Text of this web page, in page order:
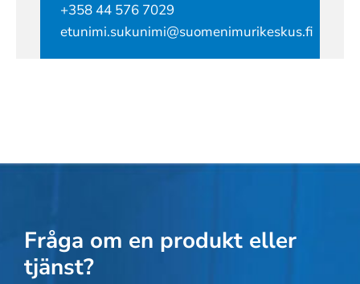
+358 44 576 7029
etunimi.sukunimi@suomenimurikeskus.fi
Fråga om en produkt eller
tjänst?